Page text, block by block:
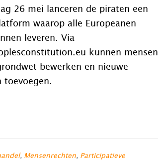
26 mei lanceren de piraten een
waarop alle Europeanen
leveren. Via
kunnen mensen
bewerken en nieuwe
toevoegen.
, Mensenrechten, Participatieve